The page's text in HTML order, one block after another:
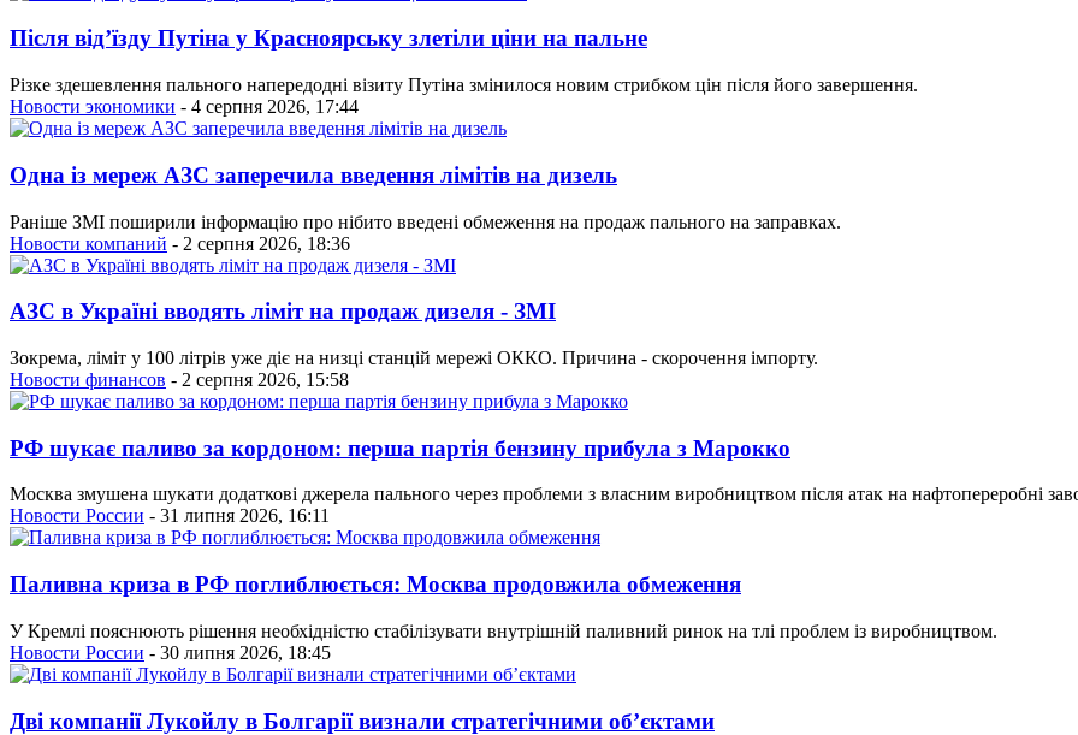
Після від’їзду Путіна у Красноярську злетіли ціни на пальне
Різке здешевлення пального напередодні візиту Путіна змінилося новим стрибком цін після його завершення.
Новости экономики - 4 серпня 2026, 17:44
Одна із мереж АЗС заперечила введення лімітів на дизель
Раніше ЗМІ поширили інформацію про нібито введені обмеження на продаж пального на заправках.
Новости компаний - 2 серпня 2026, 18:36
АЗС в Україні вводять ліміт на продаж дизеля - ЗМІ
Зокрема, ліміт у 100 літрів уже діє на низці станцій мережі ОККО. Причина - скорочення імпорту.
Новости финансов - 2 серпня 2026, 15:58
РФ шукає паливо за кордоном: перша партія бензину прибула з Марокко
Москва змушена шукати додаткові джерела пального через проблеми з власним виробництвом після атак на нафтопереробні
Новости России - 31 липня 2026, 16:11
Паливна криза в РФ поглиблюється: Москва продовжила обмеження
У Кремлі пояснюють рішення необхідністю стабілізувати внутрішній паливний ринок на тлі проблем із виробництвом.
Новости России - 30 липня 2026, 18:45
Дві компанії Лукойлу в Болгарії визнали стратегічними об’єктами